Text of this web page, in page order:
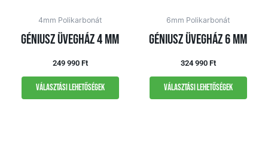
4mm Polikarbonát
Géniusz üvegház 4 mm
249 990 Ft
Választási lehetőségek
6mm Polikarbonát
Géniusz üvegház 6 mm
324 990 Ft
Választási lehetőségek